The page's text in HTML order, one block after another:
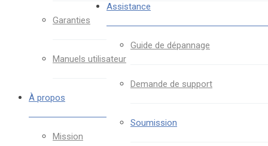
Garanties
Manuels utilisateur
À propos
Mission
Assistance
Guide de dépannage
Demande de support
Soumission